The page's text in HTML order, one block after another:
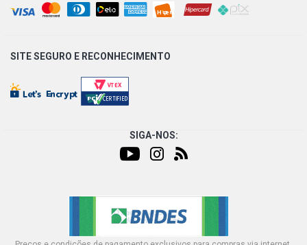
1995)
(1993 - 1995)
UNO MILLE ELX HATCH 1.0 8V FIASA GASOLINA (1994 -
UNO MILLE IE HATCH 1.0 8V FIASA GASOLINA (1996 -
SITE SEGURO E RECONHECIMENTO
SIGA-NOS: